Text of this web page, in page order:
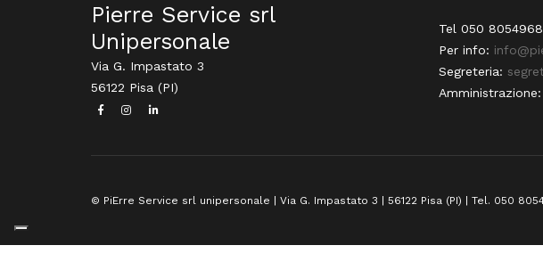
Pierre Service srl
Unipersonale
Via G. Impastato 3
56122 Pisa (PI)
Tel 050 8054968
Per info:
Segreteria:
Amministrazione:
© PiErre Service srl unipersonale | Via G. Impastato 3 | 56122 Pisa (PI) | Tel. 050